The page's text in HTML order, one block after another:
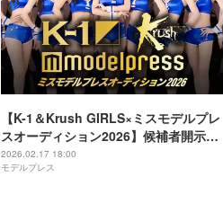
【K-1＆Krush GIRLS×ミスモデルプレ
スオーディション2026】候補者開示＆
本戦投票スタート
2026.02.17 18:00
モデルプレス